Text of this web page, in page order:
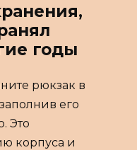
годы
рюкзак в
его
Это
корпуса и